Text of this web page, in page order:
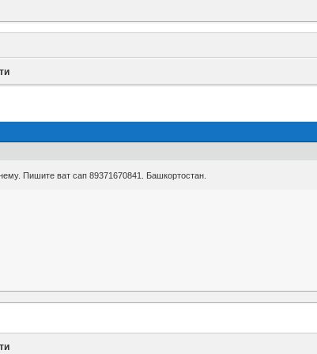
Пишите ват сап 89371670841. Башкортостан.